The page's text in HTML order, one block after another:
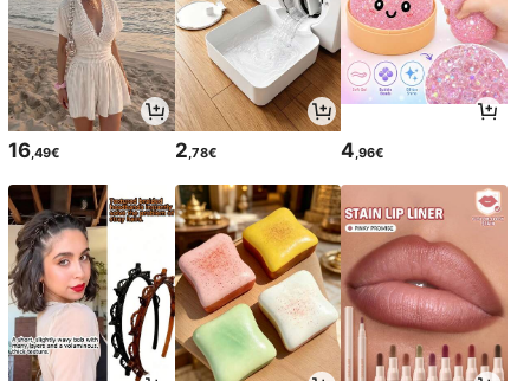
16,49€ 2,78€ 4,96€